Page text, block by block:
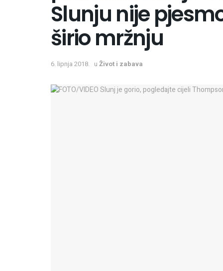
Slunju nije
širio mržnju
6. lipnja 2018. u Život i zabava